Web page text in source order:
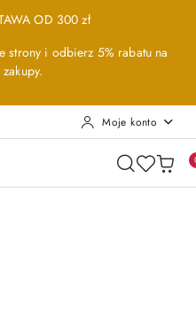
OD 300 zł
strony i odbierz 5% rabatu na
Moje konto